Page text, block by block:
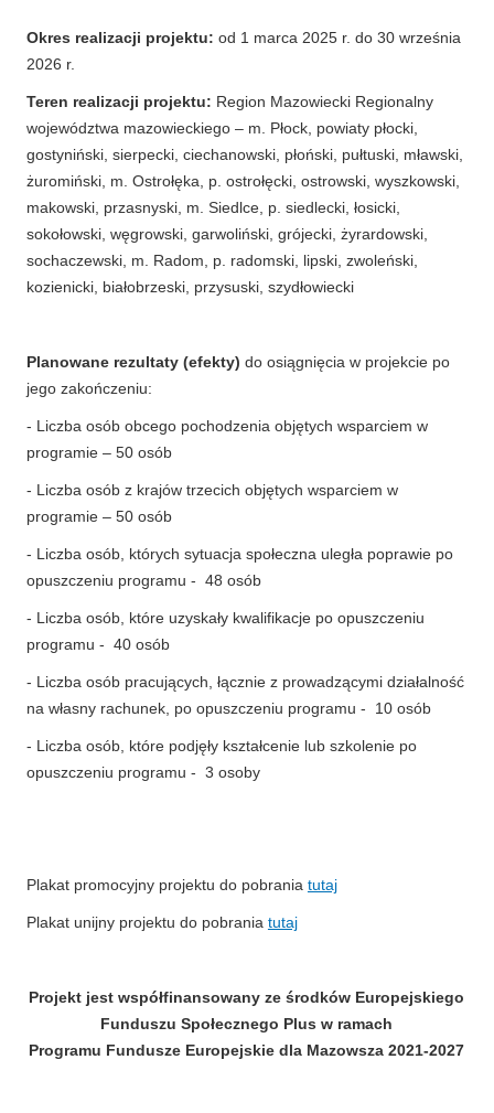
Okres realizacji projektu: od 1 marca 2025 r. do 30 września
2026 r.
Teren realizacji projektu: Region Mazowiecki Regionalny
województwa mazowieckiego – m. Płock, powiaty płocki,
gostyniński, sierpecki, ciechanowski, płoński, pułtuski, mławski,
żuromiński, m. Ostrołęka, p. ostrołęcki, ostrowski, wyszkowski,
makowski, przasnyski, m. Siedlce, p. siedlecki, łosicki,
sokołowski, węgrowski, garwoliński, grójecki, żyrardowski,
sochaczewski, m. Radom, p. radomski, lipski, zwoleński,
kozienicki, białobrzeski, przysuski, szydłowiecki
Planowane rezultaty (efekty) do osiągnięcia w projekcie po
jego zakończeniu:
- Liczba osób obcego pochodzenia objętych wsparciem w
programie – 50 osób
- Liczba osób z krajów trzecich objętych wsparciem w
programie – 50 osób
- Liczba osób, których sytuacja społeczna uległa poprawie po
opuszczeniu programu - 48 osób
- Liczba osób, które uzyskały kwalifikacje po opuszczeniu
programu - 40 osób
- Liczba osób pracujących, łącznie z prowadzącymi działalność
na własny rachunek, po opuszczeniu programu - 10 osób
- Liczba osób, które podjęły kształcenie lub szkolenie po
opuszczeniu programu - 3 osoby
Plakat promocyjny projektu do pobrania tutaj
Plakat unijny projektu do pobrania tutaj
Projekt jest współfinansowany ze środków Europejskiego
Funduszu Społecznego Plus w ramach
Programu Fundusze Europejskie dla Mazowsza 2021-2027